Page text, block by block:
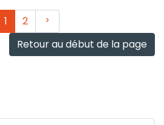
1 2
Suivant
Retour au début de la page